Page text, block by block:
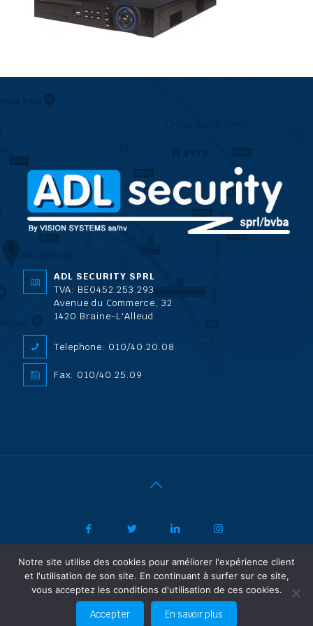
ADL SECURITY SPRL
TVA: BE0452.253.293
Avenue du Commerce, 32
1420 Braine-L'Alleud
Telephone: 010/40.20.08
Fax: 010/40.25.09
© 2022 ADL Security SPRL/BVBA | Politique de confidentialité
Vertrouwelijkheidsbeleid | Powered by SF Concept
FR
Notre site utilise des cookies pour améliorer l'expérience client
et l'utilisation de son site. En continuant à surfer sur ce site,
vous acceptez les conditions d'utilisation de ces cookies.
Accepter En savoir plus